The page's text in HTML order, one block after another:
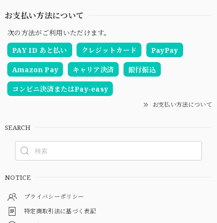
お支払い方法について
次の方法がご利用いただけます。
PAY ID あと払い
クレジットカード PayPay
Amazon Pay キャリア決済 銀行振込
コンビニ決済またはPay-easy
お支払い方法について
SEARCH
NOTICE
プライバシーポリシー
特定商取引法に基づく表記